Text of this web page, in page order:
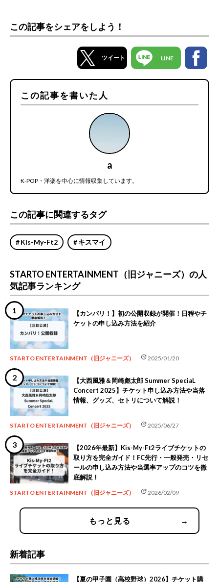
この記事をシェアをしよう！
ツイート LINE
この記事を書いた人
a
K-POP・洋楽を中心に情報収集しています。
この記事に関連するタグ
Kis-My-Ft2 キスマイ
STARTO ENTERTAINMENT（旧ジャニーズ）の人
気記事ランキング
【カンバリ！】初の公開収録が開催！日程やチ
ケットの申し込み方法を紹介
STARTO ENTERTAINMENT（旧ジャニーズ） update2025/01/20
【大西風雅＆岡崎彪太郎 Summer SpeciaL
Concert 2025】チケット申し込み方法や当落
情報、グッズ、セトリについて解説！
STARTO ENTERTAINMENT（旧ジャニーズ） update2025/06/27
【2026年最新】Kis-My-Ft2ライブチケットの
取り方を完全ガイド！FC先行・一般発売・リセ
ールの申し込み方法や当選率アップのコツを徹
底解説！
STARTO ENTERTAINMENT（旧ジャニーズ） update2026/02/09
もっと見る →
新着記事
【夏の甲子園（高校野球）2026】チケット購